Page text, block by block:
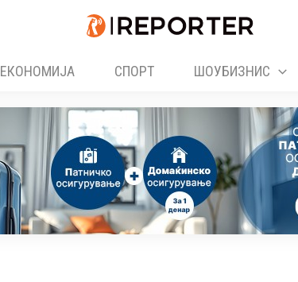
ЕКОНОМИЈА СПОРТ ШОУБИЗНИС